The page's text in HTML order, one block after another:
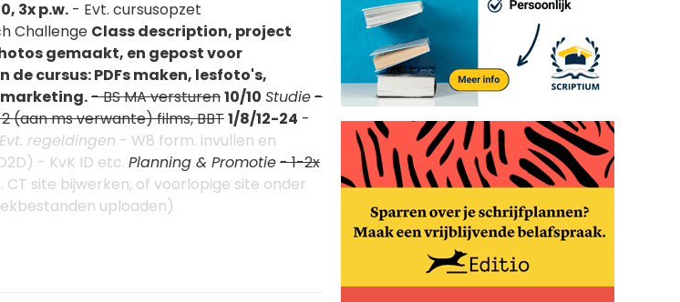
3x p.w. - Evt. cursusopzet
Challenge Class description, project
gemaakt, en gepost voor
cursus: PDFs maken, lesfoto's,
- BS MA versturen10/10 Studie-
2 (aan ms verwante) films, BBT1/8/12-24 -
Evt. regeldingen - W8 form. invullen en
- KvK ID etc. Planning & Promotie- 1-2x
CT site bijwerken, of voorlopige site onder
uploaden)